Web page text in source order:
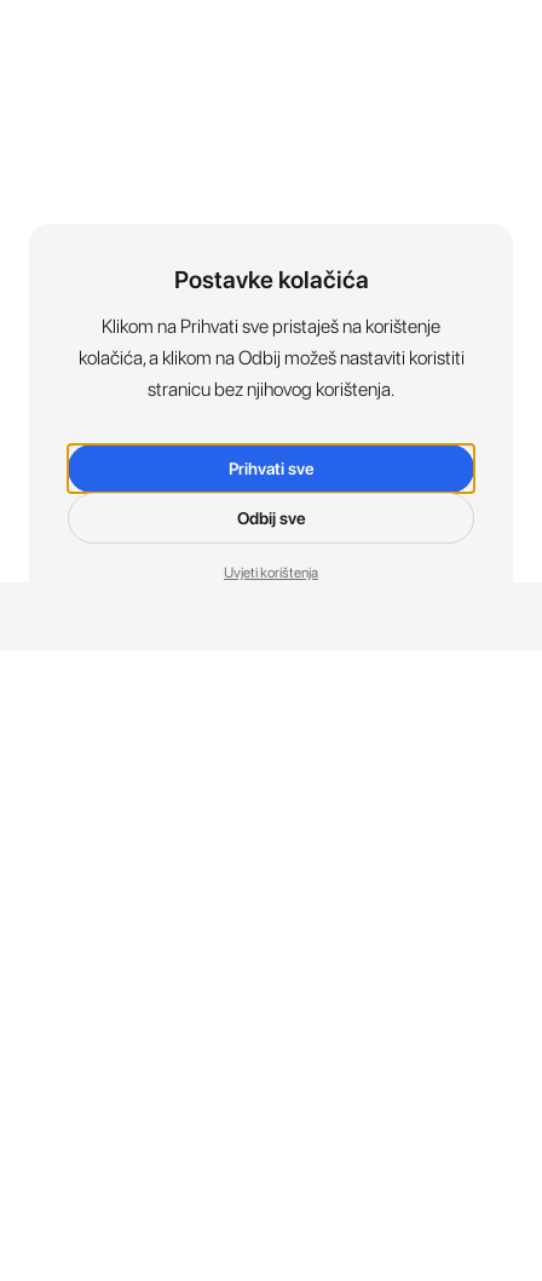
Postavke kolačića
Klikom na Prihvati sve pristaješ na korištenje
kolačića, a klikom na Odbij možeš nastaviti koristiti
stranicu bez njihovog korištenja.
Prihvati sve
Odbij sve
Uvjeti korištenja